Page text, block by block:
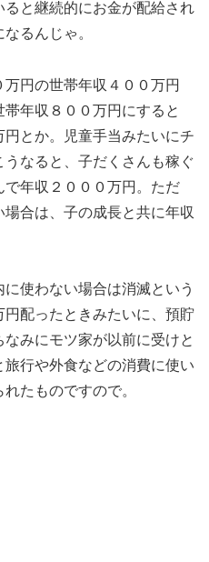
と継続的にお金が配給され
るんじゃ。
円の世帯年収４００万円
年収８００万円にすると
とか。児童手当みたいにチ
なると、子だくさんも稼ぐ
年収２０００万円。ただ
合は、子の成長と共に年収
使わない場合は消滅という
配ったときみたいに、預貯
みにモツ家が以前に受けと
行や外食などの消費に使い
たものですので。